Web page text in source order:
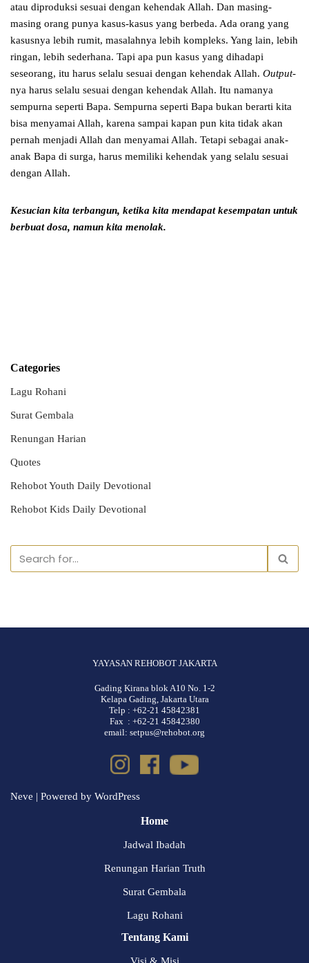
atau diproduksi sesuai dengan kehendak Allah. Dan masing-
masing orang punya kasus-kasus yang berbeda. Ada orang yang
kasusnya lebih rumit, masalahnya lebih kompleks. Yang lain, lebih
ringan, lebih sederhana. Tapi apa pun kasus yang dihadapi
seseorang, itu harus selalu sesuai dengan kehendak Allah. Output-
nya harus selalu sesuai dengan kehendak Allah. Itu namanya
sempurna seperti Bapa. Sempurna seperti Bapa bukan berarti kita
bisa menyamai Allah, karena sampai kapan pun kita tidak akan
pernah menjadi Allah dan menyamai Allah. Tetapi sebagai anak-
anak Bapa di surga, harus memiliki kehendak yang selalu sesuai
dengan Allah.
Kesucian kita terbangun, ketika kita mendapat kesempatan untuk
berbuat dosa, namun kita menolak.
Categories
Lagu Rohani
Surat Gembala
Renungan Harian
Quotes
Rehobot Youth Daily Devotional
Rehobot Kids Daily Devotional
YAYASAN REHOBOT JAKARTA
Gading Kirana blok A10 No. 1-2
Kelapa Gading, Jakarta Utara
Telp : +62-21 45842381
Fax : +62-21 45842380
email: setpus@rehobot.org
Neve | Powered by WordPress
Home
Jadwal Ibadah
Renungan Harian Truth
Surat Gembala
Lagu Rohani
Tentang Kami